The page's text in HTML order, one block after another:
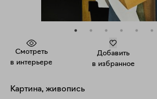
Смотреть
в интерьере
Добавить
в избранное
Картина, живопись